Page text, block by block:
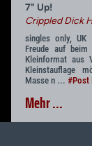
7" Up!
Crippled Dick
singles only, UK
Freude auf
Kleinformat aus
Kleinstauflage
Masse n ... #Post
Mehr ...